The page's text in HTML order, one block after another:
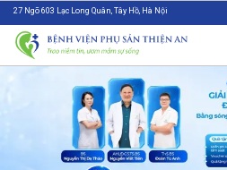
Skip
content
27 Ngõ 603 Lạc Long Quân, Tây Hồ, Hà Nội